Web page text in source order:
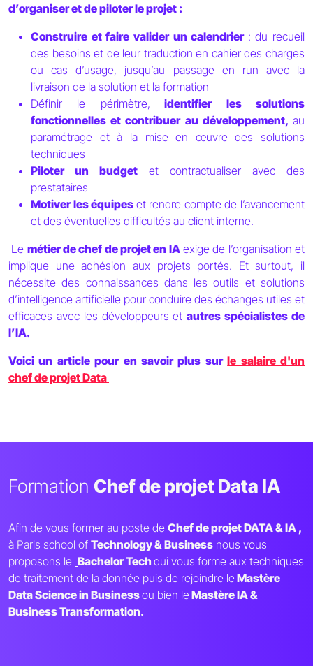
d’organiser et de piloter le projet :
Construire et faire valider un calendrier : du recueil
des besoins et de leur traduction en cahier des charges
ou cas d’usage, jusqu’au passage en run avec la
livraison de la solution et la formation
Définir le périmètre, identifier les solutions
fonctionnelles et contribuer au développement, au
paramétrage et à la mise en œuvre des solutions
techniques
Piloter un budget et contractualiser avec des
prestataires
Motiver les équipes et rendre compte de l’avancement
et des éventuelles difficultés au client interne.
Le métier de chef de projet en IAexige de l’organisation et
implique une adhésion aux projets portés. Et surtout, il
nécessite des connaissances dans les outils et solutions
d’intelligence artificielle pour conduire des échanges utiles et
efficaces avec les développeurs etautres spécialistes de
l’IA.
Voici un article pour en savoir plus surle salaire d'un
chef de projet Data
Formation Chef de projet Data IA
Afin de vous former au poste de Chef de projet DATA & IA ,
à Paris school of Technology & Business nous vous
proposons le Bachelor Tech qui vous forme aux techniques
de traitement de la donnée puis de rejoindre leMastère
Data Science in Businessou bien leMastère IA &
Business Transformation.